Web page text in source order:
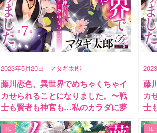
2023年5月20日 マタギ太郎
藤川恋色、異世界でめちゃくちゃイ
カせられることになりました。〜戦
士も賢者も神官も…私のカラダに夢
中なの!?〜 第7話
藤
カ
士
中
TL TL